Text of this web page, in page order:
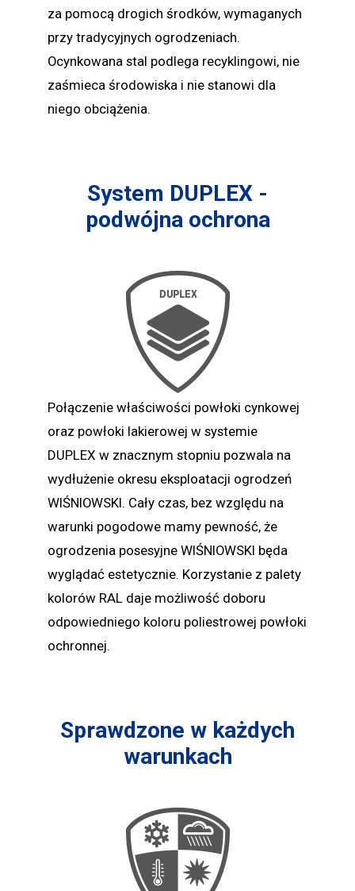
za pomocą drogich środków, wymaganych
przy tradycyjnych ogrodzeniach.
Ocynkowana stal podlega recyklingowi, nie
zaśmieca środowiska i nie stanowi dla
niego obciążenia.
System DUPLEX -
podwójna ochrona
Połączenie właściwości powłoki cynkowej
oraz powłoki lakierowej w systemie
DUPLEX w znacznym stopniu pozwala na
wydłużenie okresu eksploatacji ogrodzeń
WIŚNIOWSKI. Cały czas, bez względu na
warunki pogodowe mamy pewność, że
ogrodzenia posesyjne WIŚNIOWSKI będa
wyglądać estetycznie. Korzystanie z palety
kolorów RAL daje możliwość doboru
odpowiedniego koloru poliestrowej powłoki
ochronnej.
Sprawdzone w każdych
warunkach